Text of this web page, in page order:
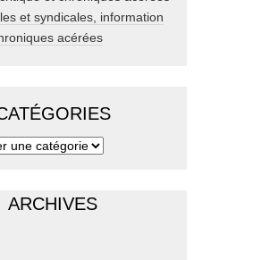
et syndicales, information
acérées
ARCHIVES